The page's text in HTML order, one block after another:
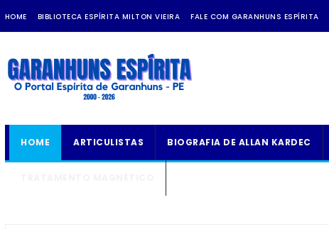
HOME BIBLIOTECA ESPÍRITA MILTON VIEIRA FALE COM GARANHUNS ESPÍRITA
HOME ARTICULISTAS BIOGRAFIA DE ALLAN KARDEC